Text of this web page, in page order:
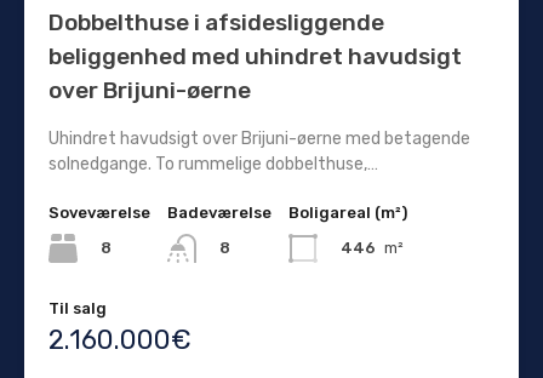
Dobbelthuse i afsidesliggende
beliggenhed med uhindret havudsigt
over Brijuni-øerne
Uhindret havudsigt over Brijuni-øerne med betagende
solnedgange. To rummelige dobbelthuse,…
Soveværelse
8
Badeværelse
8
Boligareal (m²)
446 m²
Til salg
2.160.000€